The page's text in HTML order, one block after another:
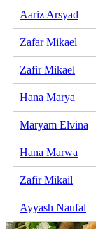
Aariz Arsyad
Zafar Mikael
Zafir Mikael
Hana Marya
Maryam Elvina
Hana Marwa
Zafir Mikail
Ayyash Naufal